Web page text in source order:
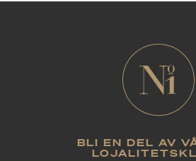
BLI EN DEL AV